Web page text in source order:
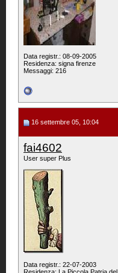
Data registr.: 08-09-2005
Residenza: signa firenze
Messaggi: 216
16 settembre 05, 10:04
fai4602
User super Plus
Data registr.: 22-07-2003